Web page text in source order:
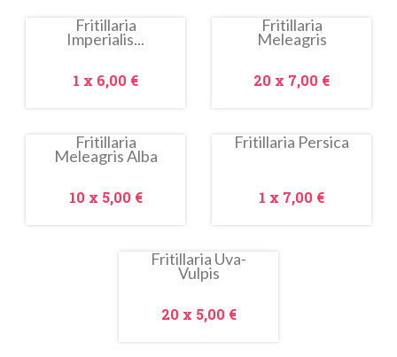
Fritillaria
Imperialis...
Prezzo
1 x 6,00 €
Fritillaria
Meleagris
Prezzo
20 x 7,00 €
Fritillaria
Meleagris Alba
Prezzo
10 x 5,00 €
Fritillaria Persica
Prezzo
1 x 7,00 €
Fritillaria Uva-
Vulpis
Prezzo
20 x 5,00 €